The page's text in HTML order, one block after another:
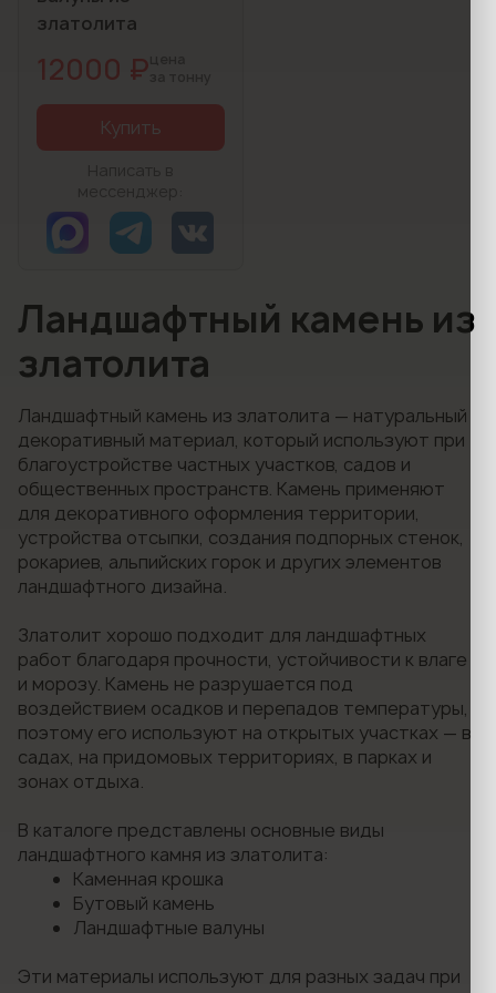
златолита
12000 ₽
Купить
Ландшафтный камень из
златолита
Ландшафтный камень из златолита — натуральный
декоративный материал, который используют при
благоустройстве частных участков, садов и
общественных пространств. Камень применяют
для декоративного оформления территории,
устройства отсыпки, создания подпорных стенок,
рокариев, альпийских горок и других элементов
ландшафтного дизайна.
Златолит хорошо подходит для ландшафтных
работ благодаря прочности, устойчивости к влаге
и морозу. Камень не разрушается под
воздействием осадков и перепадов температуры,
поэтому его используют на открытых участках — в
садах, на придомовых территориях, в парках и
зонах отдыха.
В каталоге представлены основные виды
ландшафтного камня из златолита:
Каменная крошка
Бутовый камень
Ландшафтные валуны
Эти материалы используют для разных задач при